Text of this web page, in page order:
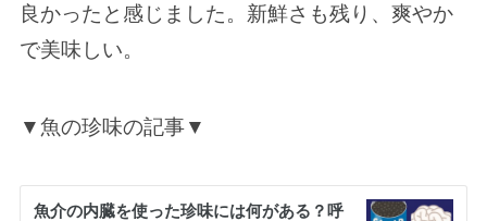
良かったと感じました。新鮮さも残り、爽やか
で美味しい。
▼魚の珍味の記事▼